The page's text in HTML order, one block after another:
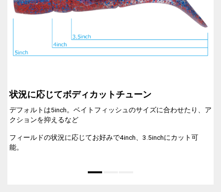
状況に応じてボディカットチューン
デフォルトは5inch。ベイトフィッシュのサイズに合わせたり、ア
クションを抑えるなど
フィールドの状況に応じてお好みで4inch、3.5inchにカット可
能。